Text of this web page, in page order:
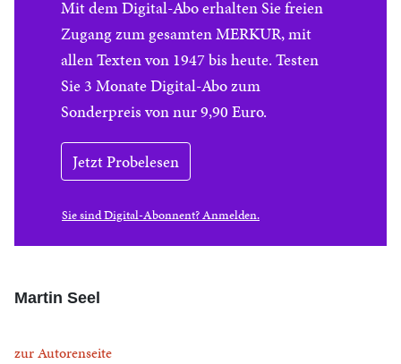
Mit dem Digital-Abo erhalten Sie freien
Zugang zum gesamten MERKUR, mit
allen Texten von 1947 bis heute. Testen
Sie 3 Monate Digital-Abo zum
Sonderpreis von nur 9,90 Euro.
Jetzt Probelesen
Sie sind Digital-Abonnent? Anmelden.
Martin Seel
zur Autorenseite